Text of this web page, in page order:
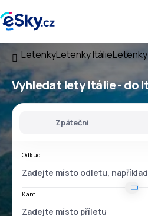
LetenkyLetenky Itálie
Vyhledat letyItálie - do
Zpáteční
Odkud
Kam